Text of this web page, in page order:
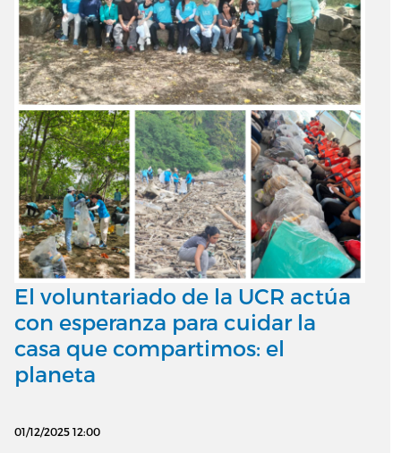
El voluntariado de la UCR actúa
con esperanza para cuidar la
casa que compartimos: el
planeta
01/12/2025 12:00